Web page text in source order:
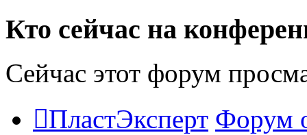
Кто сейчас на
Сейчас этот форум
ПластЭксперт Форум